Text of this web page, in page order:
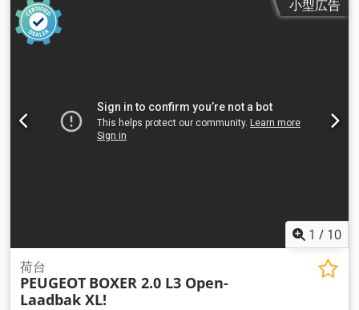
小型広告
1 / 10
荷台
PEUGEOT BOXER 2.0 L3 Open-
Laadbak XL!